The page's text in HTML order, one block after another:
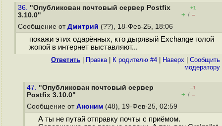
36. "Опубликован почтовый сервер Postfix
3.10.0"
+1
+ / –
Сообщение от Дмитрий (??), 18-Фев-25, 18:06
покажи этих одарённых, кто дырявый Exchange голой
жопой в интернет выставляют...
Ответить Правка| К родителю #4 Наверх
Cообщить
модератору
47. "Опубликован почтовый сервер
Postfix 3.10.0"
–1
+ / –
Сообщение от Аноним (48), 19-Фев-25, 02:59
А ты не путай отправку почты с приёмом.